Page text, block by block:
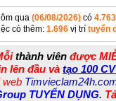
qua (06/08/2026) có 4.763
có thêm: 1.696 vị trí tuyển
thành viên được
lên đầu và tạo 100
web
TUYỂN DỤNG.